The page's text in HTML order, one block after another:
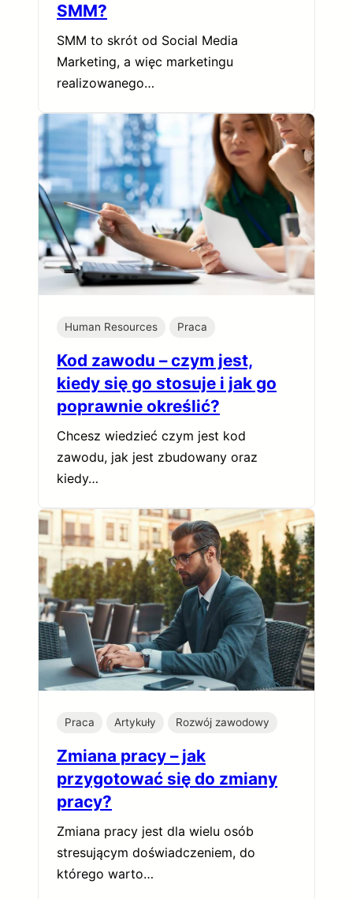
SMM?
SMM to skrót od Social Media
Marketing, a więc marketingu
realizowanego…
Human Resources Praca
Kod zawodu – czym jest,
kiedy się go stosuje i jak go
poprawnie określić?
Chcesz wiedzieć czym jest kod
zawodu, jak jest zbudowany oraz
kiedy…
Praca Artykuły Rozwój zawodowy
Zmiana pracy – jak
przygotować się do zmiany
pracy?
Zmiana pracy jest dla wielu osób
stresującym doświadczeniem, do
którego warto…